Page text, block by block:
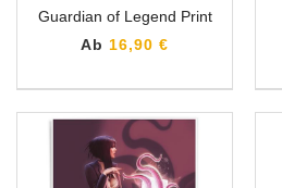
Guardian of Legend Print
Ab 16,90 €